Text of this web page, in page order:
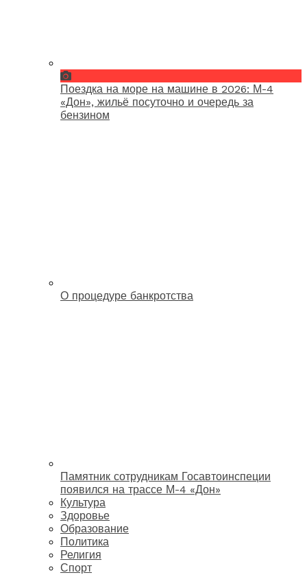
Поездка на море на машине в 2026: М-4
«Дон», жильё посуточно и очередь за
бензином
О процедуре банкротства
Памятник сотрудникам Госавтоинспеции
появился на трассе М-4 «Дон»
Культура
Здоровье
Образование
Политика
Религия
Спорт